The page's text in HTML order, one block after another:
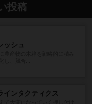
投稿
ッシュ
インタクティクス